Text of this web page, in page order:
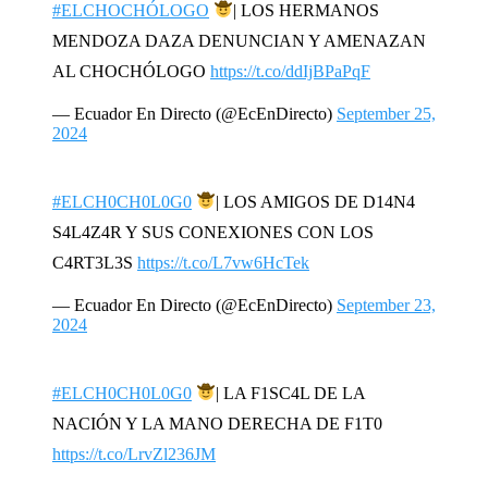
#ELCHOCHÓLOGO
| LOS HERMANOS
MENDOZA DAZA DENUNCIAN Y AMENAZAN
AL CHOCHÓLOGO https://t.co/ddIjBPaPqF
— Ecuador En Directo (@EcEnDirecto) September 25,
2024
#ELCH0CH0L0G0
| LOS AMIGOS DE D14N4
S4L4Z4R Y SUS CONEXIONES CON LOS
C4RT3L3S https://t.co/L7vw6HcTek
— Ecuador En Directo (@EcEnDirecto) September 23,
2024
#ELCH0CH0L0G0
| LA F1SC4L DE LA
NACIÓN Y LA MANO DERECHA DE F1T0
https://t.co/LrvZl236JM